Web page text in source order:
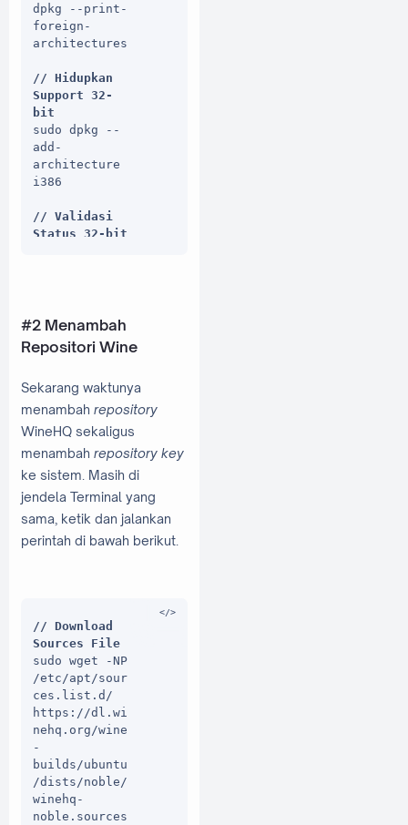
dpkg --print-
foreign-
architectures
// Hidupkan
Support 32-
bit
sudo dpkg --
add-
architecture
i386
// Validasi
Status 32-bit
#2 Menambah
Repositori Wine
Sekarang waktunya
menambah repository
WineHQ sekaligus
menambah repository key
ke sistem. Masih di
jendela Terminal yang
sama, ketik dan jalankan
perintah di bawah berikut.
// Download
Sources File
sudo wget -NP
/etc/apt/sour
ces.list.d/
https://dl.wi
nehq.org/wine
-
builds/ubuntu
/dists/noble/
winehq-
noble.sources